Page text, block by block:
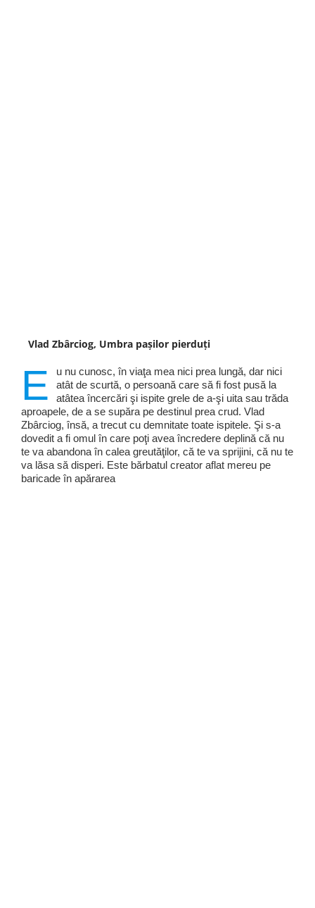
Vlad Zbârciog, Umbra pașilor pierduți
E
u nu cunosc, în viaţa mea nici prea lungă, dar nici
atât de scurtă, o persoană care să fi fost pusă la
atâtea încercări şi ispite grele de a-şi uita sau trăda
aproapele, de a se supăra pe destinul prea crud. Vlad
Zbârciog, însă, a trecut cu demnitate toate ispitele. Şi s-a
dovedit a fi omul în care poţi avea încredere deplină că nu
te va abandona în calea greutăţilor, că te va sprijini, că nu te
va lăsa să disperi. Este bărbatul creator aflat mereu pe
baricade în apărarea